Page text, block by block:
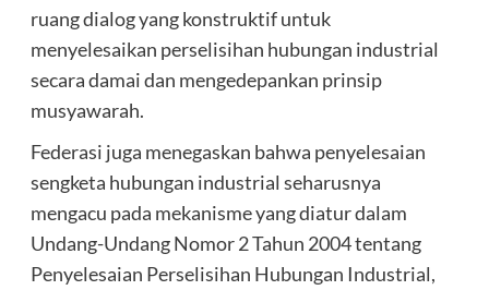
ruang dialog yang konstruktif untuk
menyelesaikan perselisihan hubungan industrial
secara damai dan mengedepankan prinsip
musyawarah.
Federasi juga menegaskan bahwa penyelesaian
sengketa hubungan industrial seharusnya
mengacu pada mekanisme yang diatur dalam
Undang-Undang Nomor 2 Tahun 2004 tentang
Penyelesaian Perselisihan Hubungan Industrial,